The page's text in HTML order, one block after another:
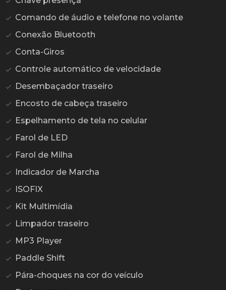
Comando de áudio e telefone no volante
Conexão Bluetooth
Conta-Giros
Controle automático de velocidade
Desembaçador traseiro
Encosto de cabeça traseiro
Espelhamento de tela no celular
Farol de LED
Farol de Milha
Indicador de Marcha
ISOFIX
Kit Multimídia
Limpador traseiro
MP3 Player
Paddle Shift
Pára-choques na cor do veículo